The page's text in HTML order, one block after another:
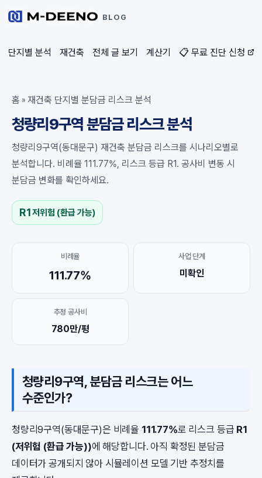
BLOG
단지별 분석 재건축 전체 글 보기 계산기 📋 무료 진단 신청
홈 » 재건축 단지별 분담금 리스크 분석
청량리9구역 분담금 리스크 분석
청량리9구역(동대문구) 재건축 분담금 리스크를 시나리오별로
분석합니다. 비례율 111.77%, 리스크 등급 R1. 공사비 변동 시
분담금 변화를 확인하세요.
R1저위험 (환급 가능)
비례율
111.77%
사업 단계
미확인
추정 공사비
780만/평
청량리9구역, 분담금 리스크는 어느
수준인가?
청량리9구역(동대문구)은 비례율 111.77%로 리스크 등급 R1
(저위험 (환급 가능))에 해당합니다. 아직 확정된 분담금
데이터가 공개되지 않아 시뮬레이션 모델 기반 추정치를